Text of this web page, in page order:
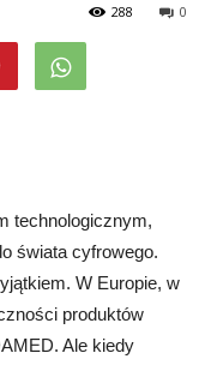
0
288
technologicznym,
świata cyfrowego.
W Europie, w
produktów
Ale kiedy